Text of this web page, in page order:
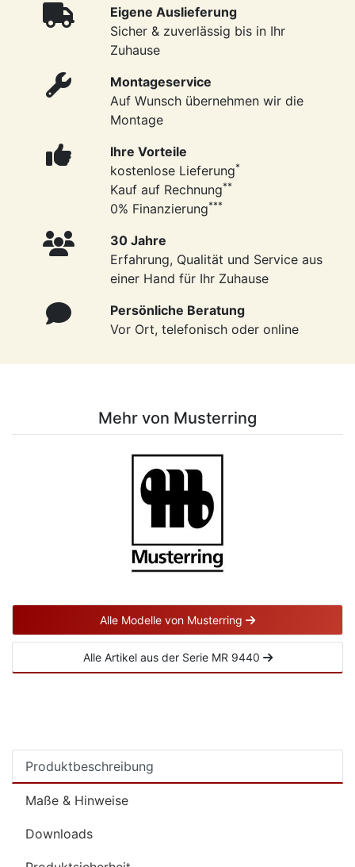
Eigene Auslieferung
Sicher & zuverlässig bis in Ihr
Zuhause
Montageservice
Auf Wunsch übernehmen wir die
Montage
Ihre Vorteile
kostenlose Lieferung*
Kauf auf Rechnung**
0% Finanzierung***
30 Jahre
Erfahrung, Qualität und Service aus
einer Hand für Ihr Zuhause
Persönliche Beratung
Vor Ort, telefonisch oder online
Mehr von Musterring
Alle Modelle von Musterring
Alle Artikel aus der Serie MR 9440
Produktbeschreibung
Maße & Hinweise
Downloads